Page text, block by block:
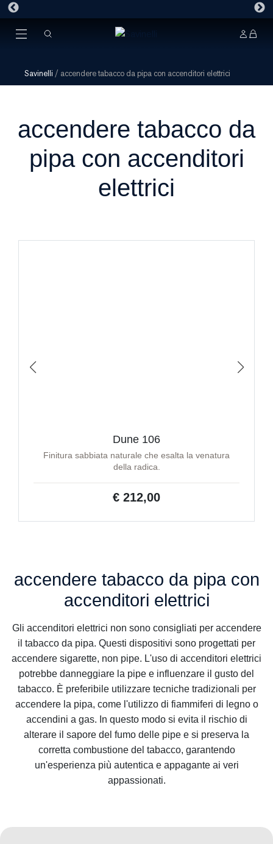
Savinelli / accendere tabacco da pipa con accenditori elettrici
accendere tabacco da
pipa con accenditori
elettrici
Dune 106
Finitura sabbiata naturale che esalta la venatura
della radica.
€ 212,00
accendere tabacco da pipa con
accenditori elettrici
Gli accenditori elettrici non sono consigliati per accendere
il tabacco da pipa. Questi dispositivi sono progettati per
accendere sigarette, non pipe. L'uso di accenditori elettrici
potrebbe danneggiare la pipe e influenzare il gusto del
tabacco. È preferibile utilizzare tecniche tradizionali per
accendere la pipa, come l'utilizzo di fiammiferi di legno o
accendini a gas. In questo modo si evita il rischio di
alterare il sapore del fumo delle pipe e si preserva la
corretta combustione del tabacco, garantendo
un'esperienza più autentica e appagante ai veri
appassionati.